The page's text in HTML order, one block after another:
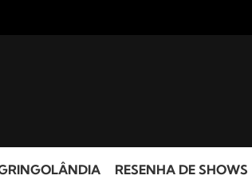
RESENHA DE SHOWS